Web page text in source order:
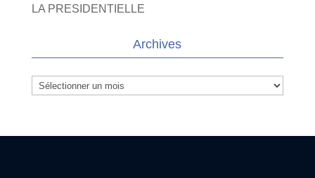
LA PRESIDENTIELLE
Archives
Archives